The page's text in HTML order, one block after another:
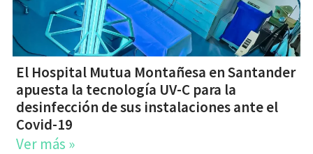
El Hospital Mutua Montañesa en Santander
apuesta la tecnología UV-C para la
desinfección de sus instalaciones ante el
Covid-19
Ver más »